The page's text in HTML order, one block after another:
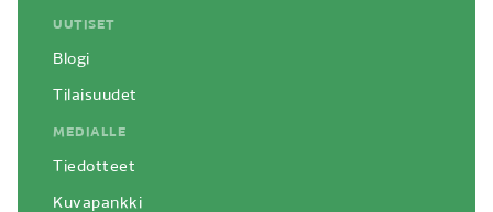
UUTISET
Blogi
Tilaisuudet
MEDIALLE
Tiedotteet
Kuvapankki